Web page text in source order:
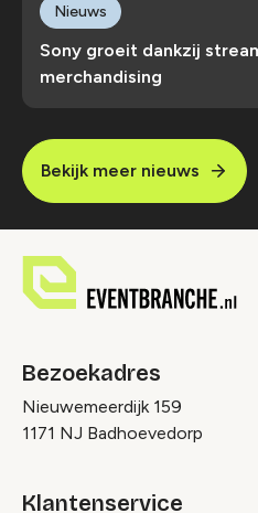
Sony groeit dankzij
merchandising
Nieuws
Bekijk meer nieuws
Bezoekadres
Nieuwemeerdijk 159
1171 NJ Badhoevedorp
Klantenservice